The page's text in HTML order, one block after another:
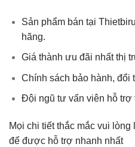
Sản phẩm bán tại
hãng.
Giá thành ưu đãi nhất thị
Chính sách bảo hành, đổi
Đội ngũ tư vấn viên hỗ trợ
Mọi chi tiết thắc mắc vui lòng
để được hỗ trợ nhanh nhất